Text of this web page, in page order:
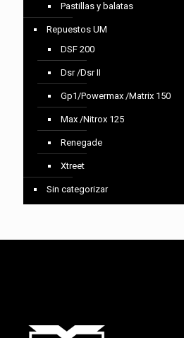
Pastillas y balatas
Repuestos UM
DSF 200
Dsr /Dsr II
Gp1/Powermax /Matrix 150
Max /Nitrox 125
Renegade
Xtreet
Sin categorizar